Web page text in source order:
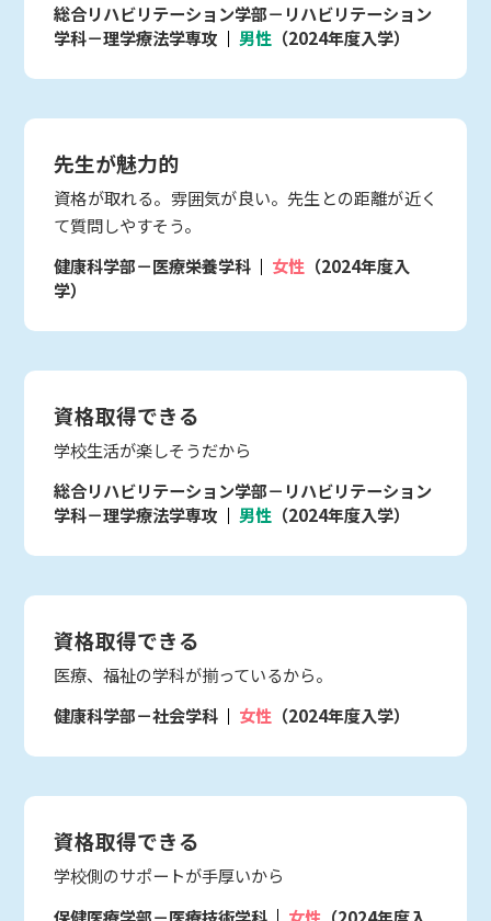
総合リハビリテーション学部－リハビリテーション
学科－理学療法学専攻
男性 （2024年度入学）
先生が魅力的
資格が取れる。雰囲気が良い。先生との距離が近く
て質問しやすそう。
健康科学部－医療栄養学科
女性 （2024年度入
学）
資格取得できる
学校生活が楽しそうだから
総合リハビリテーション学部－リハビリテーション
学科－理学療法学専攻
男性 （2024年度入学）
資格取得できる
医療、福祉の学科が揃っているから。
健康科学部－社会学科
女性 （2024年度入学）
資格取得できる
学校側のサポートが手厚いから
保健医療学部－医療技術学科
女性 （2024年度入